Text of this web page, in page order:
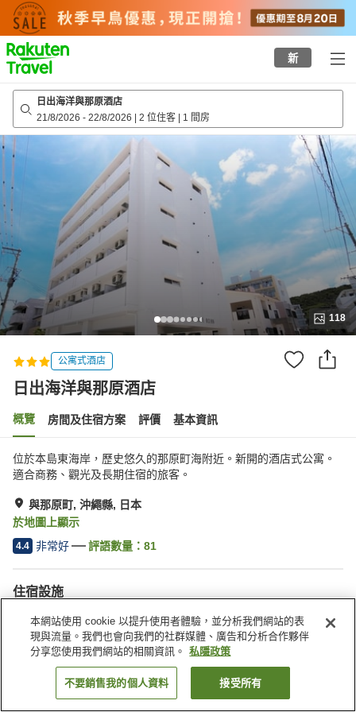
to
top
page
新
日出海洋與那原酒店
21/8/2026 - 22/8/2026 | 2 位住客 | 1 間房
118
公寓式酒店
日出海洋與那原酒店
概覽 房間及住宿方案 評價 基本資訊
位於本島東海岸，歷史悠久的那原町海附近。新開的酒店式公寓。
適合商務、觀光及長期住宿的旅客。
與那原町, 沖繩縣, 日本
於地圖上顯示
4.4 非常好 評語數量： 81
住宿設施
停車場 自動販賣機
主頁 日本 沖繩縣 與那原町 日出海洋與那原酒店
找客房
本網站使用 cookie 以提升使用者體驗，並分析我們網站的表
現與流量。我們也會向我們的社群媒體、廣告和分析合作夥伴
分享您使用我們網站的相關資訊。
私隱政策
不要銷售我的個人資料 接受所有